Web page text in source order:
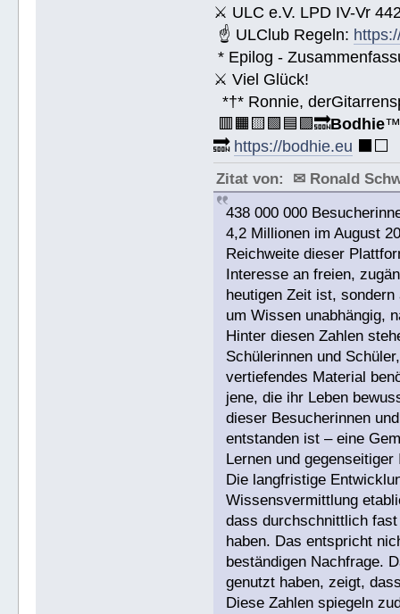
⚔ ULC e.V. LPD IV-Vr
☝ ULClub Regeln:
* Epilog -
⚔ Viel Glück!
*†* Ronnie,
🟥🟧🟨🟩🟦🟪🔜Bodhie
🔜 https://bodhie.eu ⬛️⬜️
Zitat von: ✉ Ronald
438 000 000
4,2 Millionen im August
Reichweite dieser
Interesse an freien,
heutigen Zeit ist,
um Wissen unabhängig,
Hinter diesen Zahlen
Schülerinnen und
vertiefendes Material
jene, die ihr Leben
dieser Besucherinnen
entstanden ist – eine
Lernen und
Die langfristige
Wissensvermittlung
dass durchschnittlich
haben. Das entspricht
beständigen Nachfrage.
genutzt haben, zeigt,
Diese Zahlen spiegeln